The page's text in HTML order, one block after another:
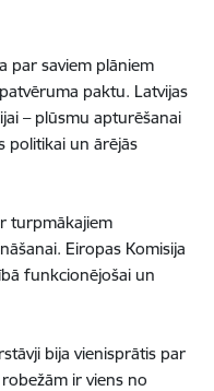
par saviem plāniem
paktu. Latvijas
– plūsmu apturēšanai
politikai un ārējās
turpmākajiem
Eiropas Komisija
funkcionējošai un
bija vienisprātis par
ir viens no